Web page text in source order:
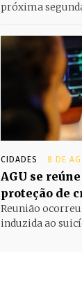
próxima
CIDADES 8 DE
AGU se
proteção de
Reunião ocorreu
induzida ao